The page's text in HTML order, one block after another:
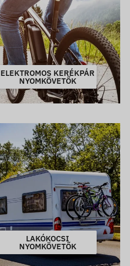
ELEKTROMOS KERÉKPÁR
NYOMKÖVETŐK
LAKÓKOCSI
NYOMKÖVETŐK